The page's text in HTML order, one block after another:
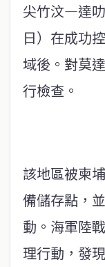
尖竹汶—達
日）在成功
域後。對莫
行檢查。
該地區被柬
備儲存點，
動。海軍陸
理行動，發